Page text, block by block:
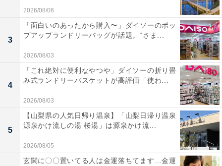
1位は、Hey! Say! JUMPの山田涼介さんでした。
「親戚にいたら自慢したくなる」「集まりで会えるだけ
で嬉しい」といった声が寄せられました。遊んでくれる
しお年玉もくれそう、一緒にゲームで遊びたいといった
コメントが見られ、理想の親戚のお兄さんとして高い支
持を集めました。
2026/08/06
3
「面白いのあったから購入〜」ダイソーのポッ
プアップランドリーバッグが話題。“さま...
2026/08/03
4
「これ絶対に便利なやつや」ダイソーの折り畳
み式ランドリーバスケットが高評価「使わ...
2026/08/03
5
【山梨県の人気日帰り温泉】「山梨日帰り温泉
源泉かけ流しの湯 桜湯」は源泉かけ流...
2026/08/05
玄関に〇〇置いてる人は金運落ちてます…金運